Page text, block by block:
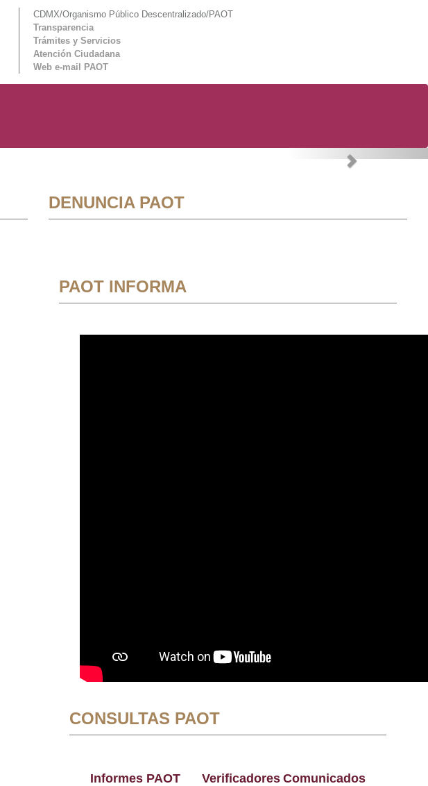
CDMX/Organismo Público Descentralizado/PAOT
Transparencia
Trámites y Servicios
Atención Ciudadana
Web e-mail PAOT
Next
DENUNCIA PAOT
PAOT INFORMA
CONSULTAS PAOT
Informes PAOT
Verificadores Comunicados